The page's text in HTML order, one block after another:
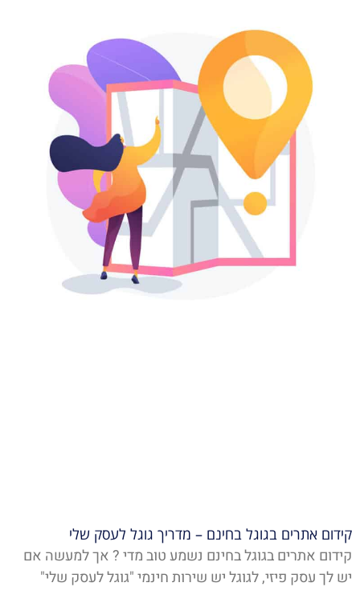
קידום אתרים בגוגל בחינם – מדריך גוגל לעסק שלי
קידום אתרים בגוגל בחינם נשמע טוב מדי ? אך למעשה אם
יש לך עסק פיזי, לגוגל יש שירות חינמי "גוגל לעסק שלי"